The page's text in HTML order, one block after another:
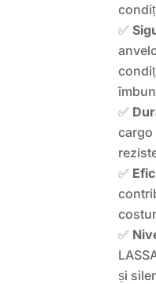
✅
✅
cargo
✅
✅
și